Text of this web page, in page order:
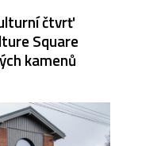
čtvrť
Square
kamenů